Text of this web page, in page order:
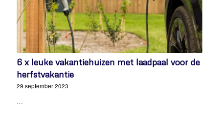
6 x leuke vakantiehuizen met laadpaal voor de
herfstvakantie
29 september 2023
…